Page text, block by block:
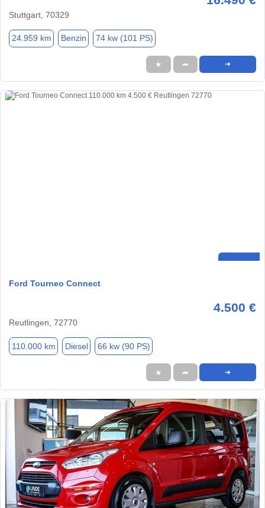
Stuttgart, 70329
24.959 km Benzin 74 kw (101 PS)
★ ➦ ➜
Ford Tourneo Connect
4.500 €
Reutlingen, 72770
110.000 km Diesel 66 kw (90 PS)
★ ➦ ➜